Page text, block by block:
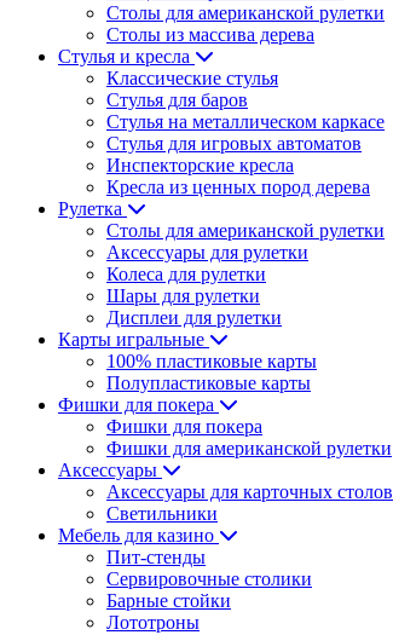
Столы для американской рулетки
Столы из массива дерева
Стулья и кресла
Классические стулья
Стулья для баров
Стулья на металлическом каркасе
Стулья для игровых автоматов
Инспекторские кресла
Кресла из ценных пород дерева
Рулетка
Столы для американской рулетки
Аксессуары для рулетки
Колеса для рулетки
Шары для рулетки
Дисплеи для рулетки
Карты игральные
100% пластиковые карты
Полупластиковые карты
Фишки для покера
Фишки для покера
Фишки для американской рулетки
Аксессуары
Аксессуары для карточных столов
Светильники
Мебель для казино
Пит-стенды
Сервировочные столики
Барные стойки
Лототроны